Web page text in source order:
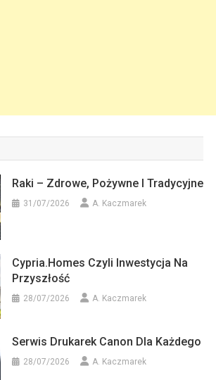
Raki – Zdrowe, Pożywne I Tradycyjne
31/07/2026 A. Kaczmarek
Cypria.homes Czyli Inwestycja Na
Przyszłość
28/07/2026 A. Kaczmarek
Serwis Drukarek Canon Dla Każdego
28/07/2026 A. Kaczmarek